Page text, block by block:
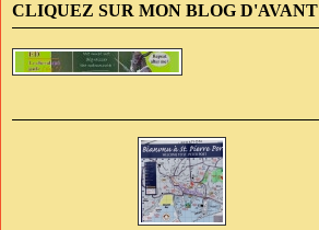
CLIQUEZ SUR MON BLOG D'AVANT